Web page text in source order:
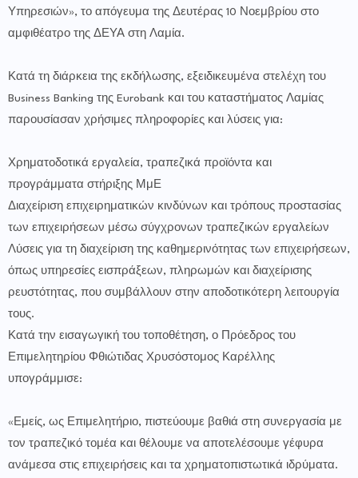
Υπηρεσιών», το απόγευμα της Δευτέρας 10 Νοεμβρίου στο
αμφιθέατρο της ΔΕΥΑ στη Λαμία.
Κατά τη διάρκεια της εκδήλωσης, εξειδικευμένα στελέχη του
Business Banking της Eurobank και του καταστήματος Λαμίας
παρουσίασαν χρήσιμες πληροφορίες και λύσεις για:
Χρηματοδοτικά εργαλεία, τραπεζικά προϊόντα και
προγράμματα στήριξης ΜμΕ
Διαχείριση επιχειρηματικών κινδύνων και τρόπους προστασίας
των επιχειρήσεων μέσω σύγχρονων τραπεζικών εργαλείων
Λύσεις για τη διαχείριση της καθημερινότητας των επιχειρήσεων,
όπως υπηρεσίες εισπράξεων, πληρωμών και διαχείρισης
ρευστότητας, που συμβάλλουν στην αποδοτικότερη λειτουργία
τους.
Κατά την εισαγωγική του τοποθέτηση, ο Πρόεδρος του
Επιμελητηρίου Φθιώτιδας Χρυσόστομος Καρέλλης
υπογράμμισε:
«Εμείς, ως Επιμελητήριο, πιστεύουμε βαθιά στη συνεργασία με
τον τραπεζικό τομέα και θέλουμε να αποτελέσουμε γέφυρα
ανάμεσα στις επιχειρήσεις και τα χρηματοπιστωτικά ιδρύματα.